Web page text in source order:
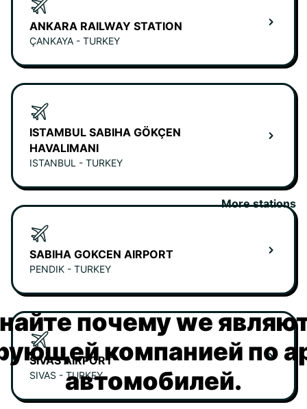
ANKARA RAILWAY STATION
ÇANKAYA - TURKEY
ISTAMBUL SABIHA GÖKÇEN
HAVALIMANI
ISTANBUL - TURKEY
SABIHA GOKCEN AIRPORT
PENDIK - TURKEY
SIVAS AIRPORT
SIVAS - TURKEY
More stations
почему we
компанией по
автомобилей.